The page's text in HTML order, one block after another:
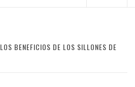
LOS BENEFICIOS DE LOS SILLONES DE